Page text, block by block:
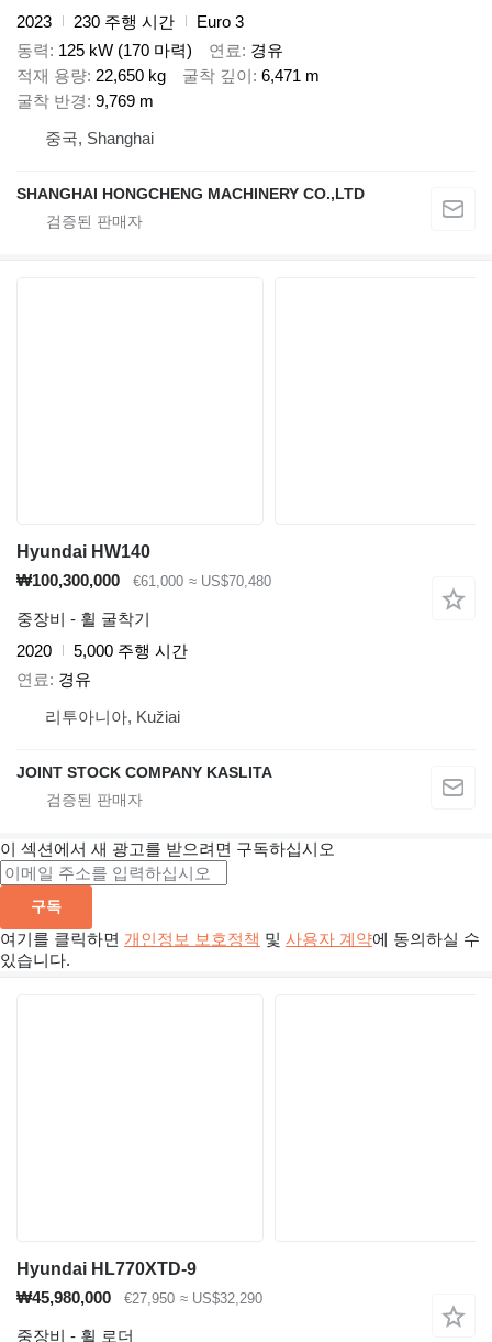
2023
230 주행 시간
Euro 3
동력
125 kW (170 마력) 연료
경유
적재 용량 22,650 kg 굴착 깊이 6,471 m
굴착 반경 9,769 m
중국, Shanghai
SHANGHAI HONGCHENG MACHINERY CO.,LTD
Hyundai HW140
₩100,300,000
€61,000 ≈ US$70,480
중장비 - 휠 굴착기
2020
5,000 주행 시간
연료
경유
리투아니아, Kužiai
JOINT STOCK COMPANY KASLITA
이 섹션에서 새 광고를 받으려면 구독하십시오
구독
여기를 클릭하면 개인정보 보호정책 및 사용자 계약에 동의하실 수
있습니다.
Hyundai HL770XTD-9
₩45,980,000
€27,950 ≈ US$32,290
중장비 - 휠 로더